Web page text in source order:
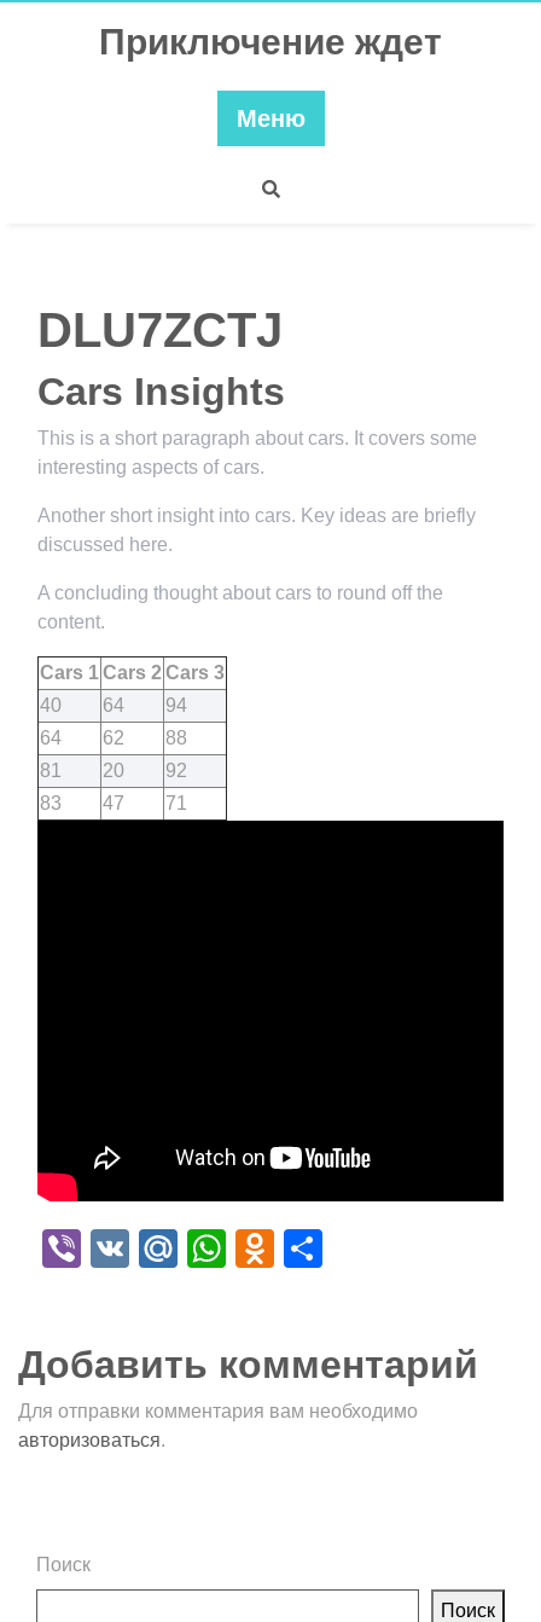
Приключение ждет
Меню
DLU7ZCTJ
Cars Insights
This is a short paragraph about cars. It covers some
interesting aspects of cars.
Another short insight into cars. Key ideas are briefly
discussed here.
A concluding thought about cars to round off the
content.
Cars 1Cars 2 Cars 3
40
64
94
64
62
88
81
20
92
83
47 71
Viber
VK Mail.Ru
WhatsApp
Odnoklassniki
Добавить комментарий
Для отправки комментария вам необходимо
авторизоваться.
Поиск
Поиск